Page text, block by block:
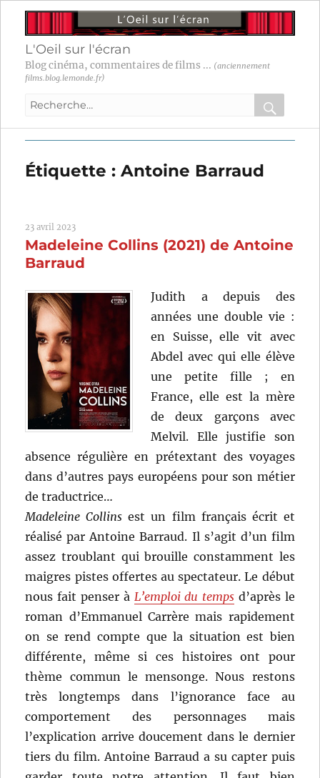
L'Oeil sur l'écran
Blog cinéma, commentaires de films ... (anciennement
films.blog.lemonde.fr)
Recherche
:
OK
Étiquette :Antoine Barraud
23 avril 2023
Madeleine Collins (2021) de Antoine
Barraud
Judith a depuis des
années une double vie :
en Suisse, elle vit avec
Abdel avec qui elle élève
une petite fille ; en
France, elle est la mère
de deux garçons avec
Melvil. Elle justifie son
absence régulière en prétextant des voyages
dans d’autres pays européens pour son métier
de traductrice…
Madeleine Collins est un film français écrit et
réalisé par Antoine Barraud. Il s’agit d’un film
assez troublant qui brouille constamment les
maigres pistes offertes au spectateur. Le début
nous fait penser à L’emploi du temps d’après le
roman d’Emmanuel Carrère mais rapidement
on se rend compte que la situation est bien
différente, même si ces histoires ont pour
thème commun le mensonge. Nous restons
très longtemps dans l’ignorance face au
comportement des personnages mais
l’explication arrive doucement dans le dernier
tiers du film. Antoine Barraud a su capter puis